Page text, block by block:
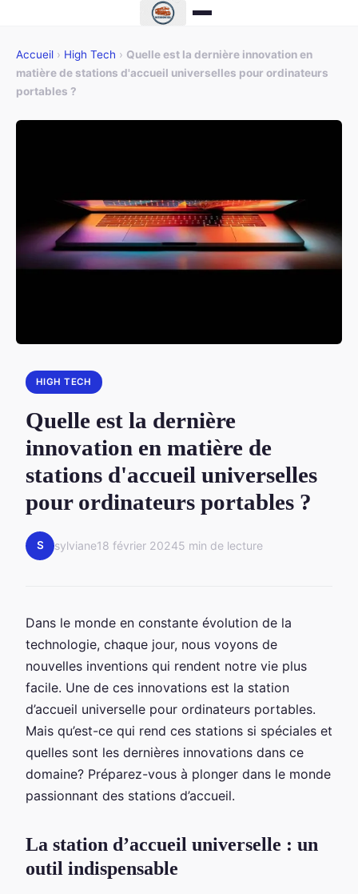
Accueil › High Tech › Quelle est la dernière innovation en
matière de stations d'accueil universelles pour ordinateurs
portables ?
HIGH TECH
Quelle est la dernière
innovation en matière de
stations d'accueil universelles
pour ordinateurs portables ?
S sylviane18 février 20245 min de lecture
Dans le monde en constante évolution de la
technologie, chaque jour, nous voyons de
nouvelles inventions qui rendent notre vie plus
facile. Une de ces innovations est la station
d’accueil universelle pour ordinateurs portables.
Mais qu’est-ce qui rend ces stations si spéciales et
quelles sont les dernières innovations dans ce
domaine? Préparez-vous à plonger dans le monde
passionnant des stations d’accueil.
La station d’accueil universelle : un
outil indispensable